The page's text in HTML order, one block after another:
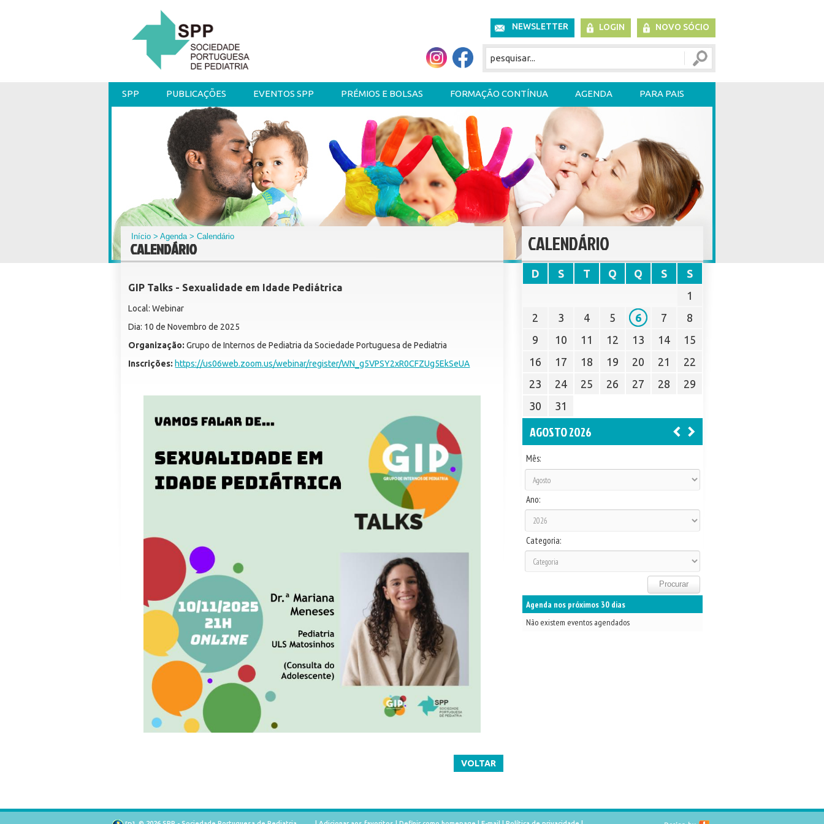
NEWSLETTER LOGIN NOVO SÓCIO
SPP PUBLICAÇÕES EVENTOS SPP PRÉMIOS E BOLSAS FORMAÇÃO CONTÍNUA AGENDA PARA PAIS
Início >Agenda> Calendário
CALENDÁRIO
GIP Talks - Sexualidade em Idade Pediátrica
Local: Webinar
Dia: 10 de Novembro de 2025
Organização: Grupo de Internos de Pediatria da Sociedade Portuguesa de Pediatria
Inscrições: https://us06web.zoom.us/webinar/register/WN_g5VPSY2xR0CFZUg5EkSeUA
VOLTAR
CALENDÁRIO
D S T Q Q S
S
1
2
3 4 5 6 7
8
9
10 11 12 13 14
15
16
17 18 19 20 21
22
23
24 25 26 27 28
29
30
31
AGOSTO 2026
Mês:
Ano:
Categoria:
Agenda nos próximos 30 dias
Não existem eventos agendados